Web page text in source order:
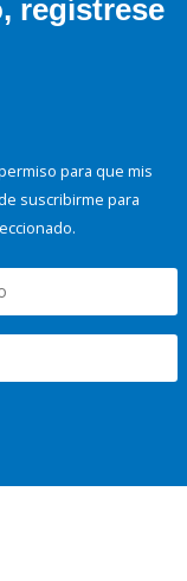
regístrese
para que mis
suscribirme para